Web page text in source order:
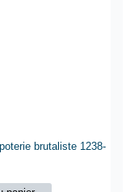
brutaliste 1238-